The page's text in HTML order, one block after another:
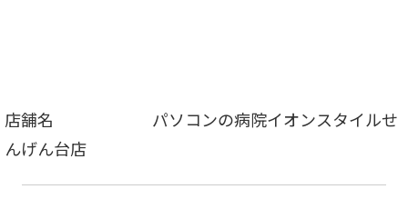
店舗名 パソコンの病院イオンスタイルせ
んげん台店